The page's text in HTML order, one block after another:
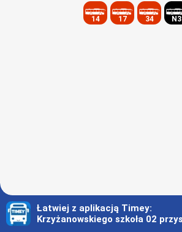
14 17 34 N3
Łatwiej z aplikacją Timey: